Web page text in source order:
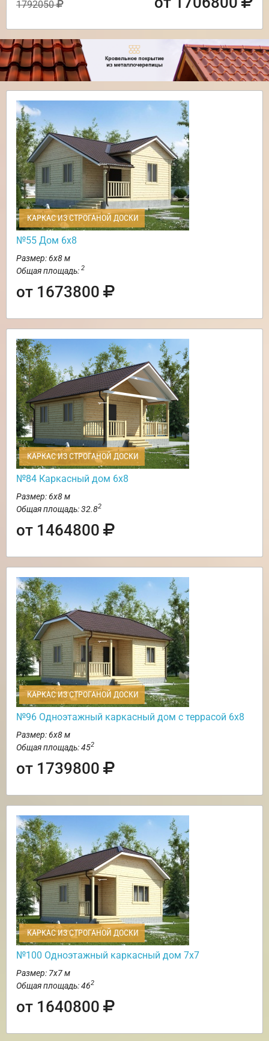
1792050
КАРКАС ИЗ СТРОГАНОЙ ДОСКИ
№55 Дом 6х8
Размер: 6х8 м
Общая площадь: 2
от 1673800
КАРКАС ИЗ СТРОГАНОЙ ДОСКИ
№84 Каркасный дом 6х8
Размер: 6х8 м
Общая площадь: 32.82
от 1464800
КАРКАС ИЗ СТРОГАНОЙ ДОСКИ
№96 Одноэтажный каркасный дом с террасой 6х8
Размер: 6х8 м
Общая площадь: 452
от 1739800
КАРКАС ИЗ СТРОГАНОЙ ДОСКИ
№100 Одноэтажный каркасный дом 7х7
Размер: 7х7 м
Общая площадь: 462
от 1640800